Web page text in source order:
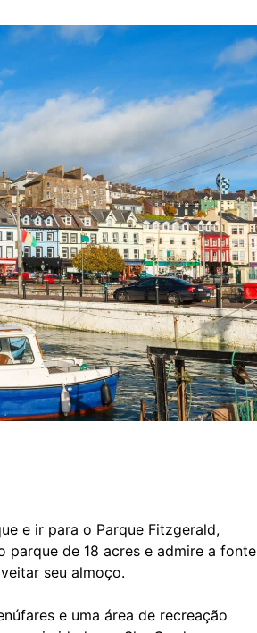
e ir para o Parque Fitzgerald,
parque de 18 acres e admire a fonte
seu almoço.
e uma área de recreação